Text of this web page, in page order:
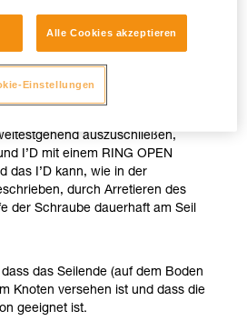
kompaktes Flaschenzugsystem mit
auszuschließen,
I’D mit einem RING OPEN
das I’D kann, wie in der
durch Arretieren des
der Schraube dauerhaft am Seil
das Seilende (auf dem Boden
Knoten versehen ist und dass die
geeignet ist.
Alle Cookies akzeptieren
Einstellungen